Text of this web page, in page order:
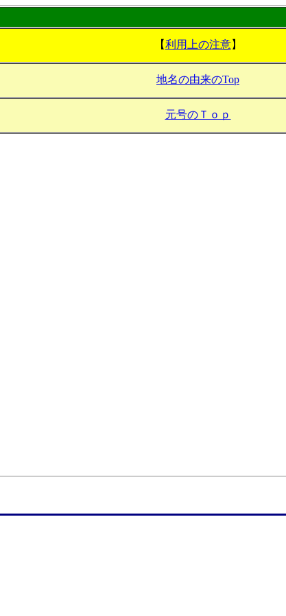
【利用上の注意】
地名の由来のTop
元号のＴｏｐ